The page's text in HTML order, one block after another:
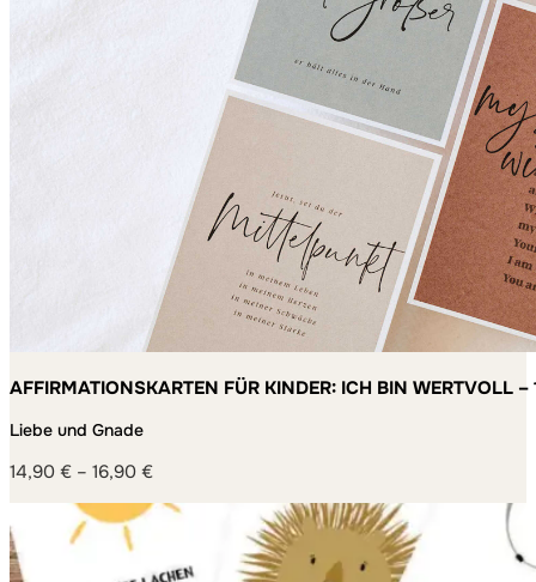
AFFIRMATIONSKARTEN FÜR KINDER: ICH BIN WERTVOLL
Liebe und Gnade
14,90 € – 16,90 €
14,90 €
16,90 €